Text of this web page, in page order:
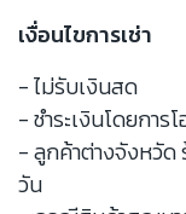
เงื่อนไขการเช่า
- ไม่รับเงินสด
- ชำระเงินโดยการ
- ลูกค้าต่างจังหวัด
วัน